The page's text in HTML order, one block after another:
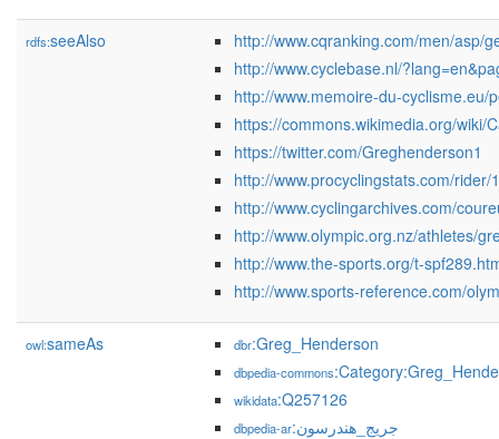
rdfs:seeAlso
http://www.cqranking.com/men/asp/
http://www.cyclebase.nl/
http://www.memoire-du-
https://commons.wikimedia.org/wiki/
https://twitter.com/Greghenderson1
http://www.procyclingstats.com/rider/
http://www.cyclingarchives.com/
http://www.olympic.org.nz/athletes/
http://www.the-sports.org/t-
http://www.sports-reference.com/
owl:sameAs dbr:Greg_Henderson
dbpedia-commons
wikidata:Q257126
dbpedia-ar :جريج_هندرسون